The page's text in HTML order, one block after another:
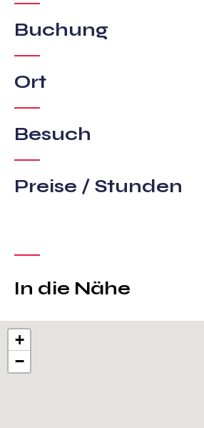
Buchung
Ort
Besuch
Preise / Stunden
In die Nähe
+
−